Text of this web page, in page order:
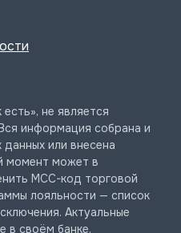
не является
информация собрана и
или внесена
момент может в
MCC-код торговой
лояльности — список
Актуальные
в своём банке.